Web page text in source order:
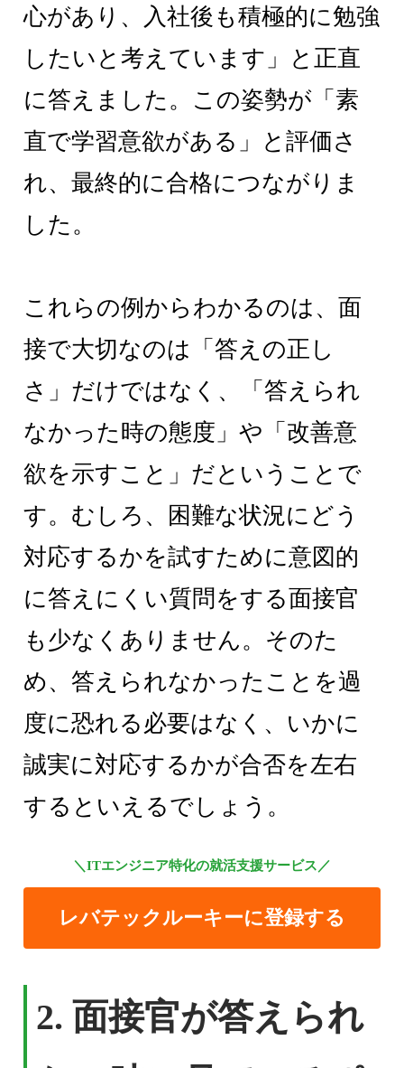
心があり、入社後も積極的に勉強
したいと考えています」と正直
に答えました。この姿勢が「素
直で学習意欲がある」と評価さ
れ、最終的に合格につながりま
した。
これらの例からわかるのは、面
接で大切なのは「答えの正し
さ」だけではなく、「答えられ
なかった時の態度」や「改善意
欲を示すこと」だということで
す。むしろ、困難な状況にどう
対応するかを試すために意図的
に答えにくい質問をする面接官
も少なくありません。そのた
め、答えられなかったことを過
度に恐れる必要はなく、いかに
誠実に対応するかが合否を左右
するといえるでしょう。
＼ITエンジニア特化の就活支援サービス／
レバテックルーキーに登録する
2. 面接官が答えられ